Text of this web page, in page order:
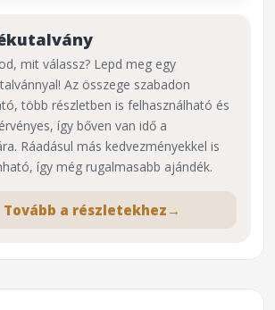
⌕
mit válassz? Lepd meg egy
Az összege szabadon
több részletben is felhasználható és
így bőven van idő a
Ráadásul más kedvezményekkel is
így még rugalmasabb ajándék.
Tovább a részletekhez →